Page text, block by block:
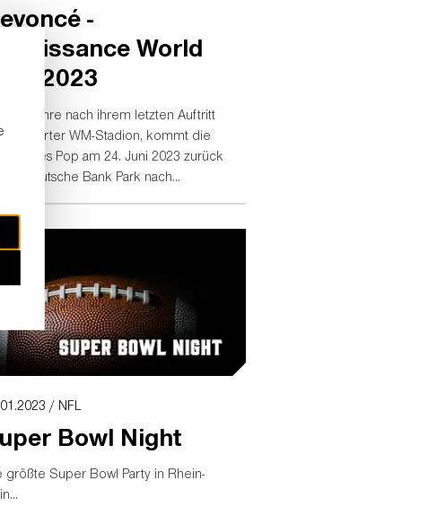
-
Renaissance World
Tour 2023
Jahre nach ihrem letzten Auftritt
WM-Stadion, kommt die
des Pop am 24. Juni 2023 zurück
Deutsche Bank Park nach
/ NFL
Bowl Night
größte Super Bowl Party in Rhein-